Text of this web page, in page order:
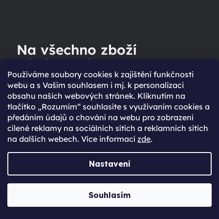
Používáme soubory cookies k zajištění funkčnosti
webu a s Vaším souhlasem i mj. k personalizaci
obsahu našich webových stránek. Kliknutím na
tlačítko „Rozumím“ souhlasíte s využívaním cookies a
předáním údajů o chování na webu pro zobrazení
cílené reklamy na sociálních sítích a reklamních sítích
na dalších webech. Více informací zde.
Nastavení
Souhlasím
Na všechno zboží
dáváme záruku
VÍCE INFORMACÍ